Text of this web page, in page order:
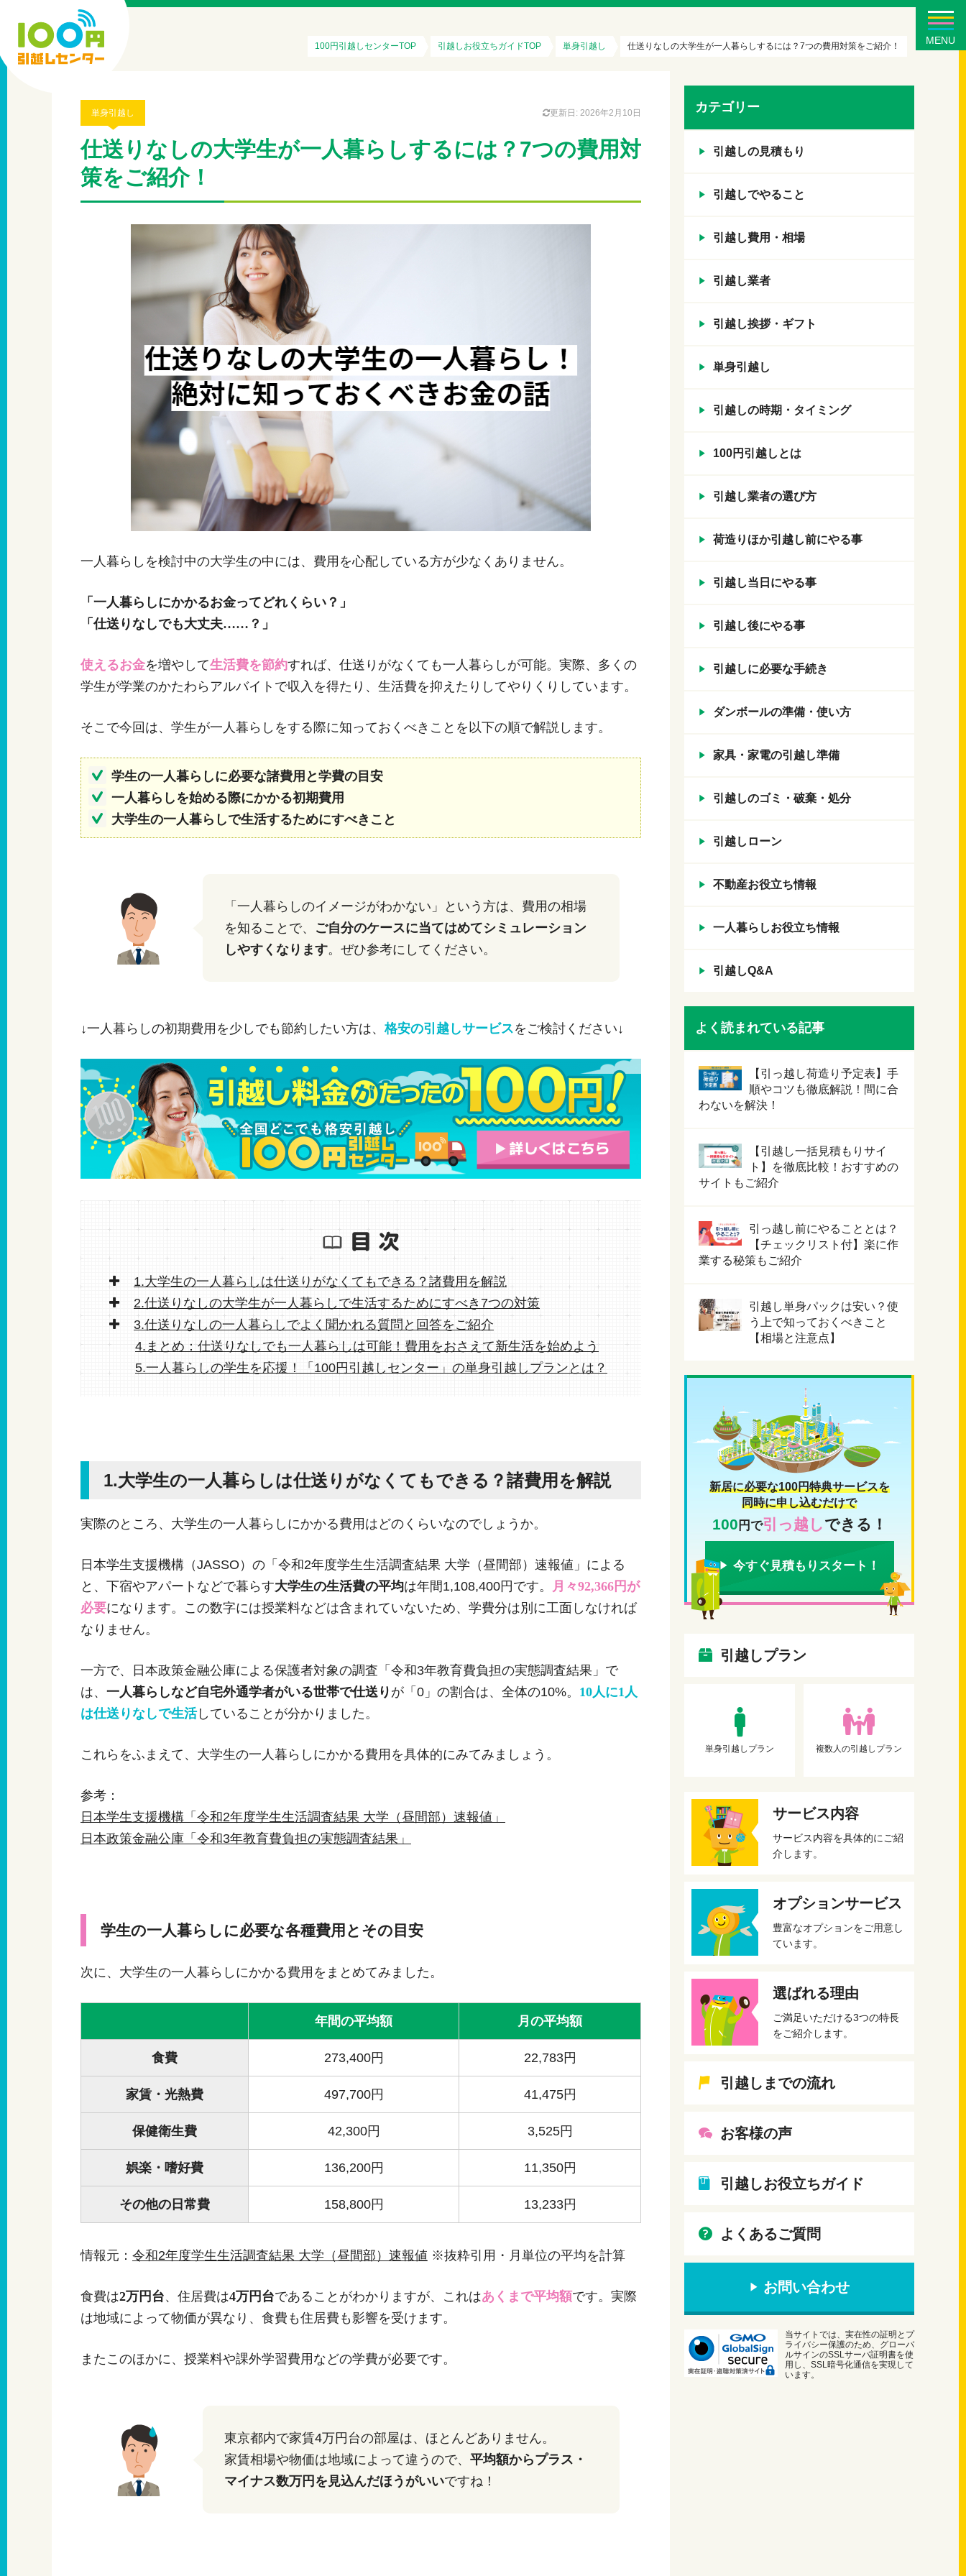
MENU
100円引越しセンターTOP 引越しお役立ちガイドTOP 単身引越し 仕送りなしの大学生が一人暮らしするには？7つの費用対策をご紹介！
単身引越し 更新日: 2026年2月10日
仕送りなしの大学生が一人暮らしするには？7つの費用対
策をご紹介！
一人暮らしを検討中の大学生の中には、費用を心配している方が少なくありません。
「一人暮らしにかかるお金ってどれくらい？」
「仕送りなしでも大丈夫……？」
使えるお金を増やして生活費を節約すれば、仕送りがなくても一人暮らしが可能。実際、多くの
学生が学業のかたわらアルバイトで収入を得たり、生活費を抑えたりしてやりくりしています。
そこで今回は、学生が一人暮らしをする際に知っておくべきことを以下の順で解説します。
学生の一人暮らしに必要な諸費用と学費の目安
一人暮らしを始める際にかかる初期費用
大学生の一人暮らしで生活するためにすべきこと
「一人暮らしのイメージがわかない」という方は、費用の相場
を知ることで、 ご自分のケースに当てはめてシミュレーション
しやすくなります。ぜひ参考にしてください。
↓一人暮らしの初期費用を少しでも節約したい方は、格安の引越しサービスをご検討ください↓
1.大学生の一人暮らしは仕送りがなくてもできる？諸費用を解説
2.仕送りなしの大学生が一人暮らしで生活するためにすべき7つの対策
3.仕送りなしの一人暮らしでよく聞かれる質問と回答をご紹介
4.まとめ：仕送りなしでも一人暮らしは可能！費用をおさえて新生活を始めよう
5.一人暮らしの学生を応援！「100円引越しセンター」の単身引越しプランとは？
1.大学生の一人暮らしは仕送りがなくてもできる？諸費用を解説
実際のところ、大学生の一人暮らしにかかる費用はどのくらいなのでしょうか。
日本学生支援機構（JASSO）の「令和2年度学生生活調査結果 大学（昼間部）速報値」による
と、下宿やアパートなどで暮らす大学生の生活費の平均は年間1,108,400円です。 月々92,366円が
必要になります。この数字には授業料などは含まれていないため、学費分は別に工面しなければ
なりません。
一方で、日本政策金融公庫による保護者対象の調査「令和3年教育費負担の実態調査結果」で
は、 一人暮らしなど自宅外通学者がいる世帯で仕送り が「0」の割合は、全体の10%。 10人に1人
は仕送りなしで生活していることが分かりました。
これらをふまえて、大学生の一人暮らしにかかる費用を具体的にみてみましょう。
参考：
日本学生支援機構「令和2年度学生生活調査結果 大学（昼間部）速報値」
日本政策金融公庫「令和3年教育費負担の実態調査結果」
学生の一人暮らしに必要な各種費用とその目安
次に、大学生の一人暮らしにかかる費用をまとめてみました。
年間の平均額 月の平均額
食費 273,400円 22,783円
家賃・光熱費 497,700円 41,475円
保健衛生費 42,300円 3,525円
娯楽・嗜好費 136,200円 11,350円
その他の日常費 158,800円 13,233円
情報元： 令和2年度学生生活調査結果 大学（昼間部）速報値 ※抜粋引用・月単位の平均を計算
食費は2万円台、住居費は4万円台であることがわかりますが、これはあくまで平均額です。実際
は地域によって物価が異なり、食費も住居費も影響を受けます。
またこのほかに、授業料や課外学習費用などの学費が必要です。
東京都内で家賃4万円台の部屋は、ほとんどありません。
家賃相場や物価は地域によって違うので、 平均額からプラス・
マイナス数万円を見込んだほうがいいですね！
カテゴリー
引越しの見積もり
引越しでやること
引越し費用・相場
引越し業者
引越し挨拶・ギフト
単身引越し
引越しの時期・タイミング
100円引越しとは
引越し業者の選び方
荷造りほか引越し前にやる事
引越し当日にやる事
引越し後にやる事
引越しに必要な手続き
ダンボールの準備・使い方
家具・家電の引越し準備
引越しのゴミ・破棄・処分
引越しローン
不動産お役立ち情報
一人暮らしお役立ち情報
引越しQ&A
よく読まれている記事
【引っ越し荷造り予定表】手
順やコツも徹底解説！間に合
わないを解決！
【引越し一括見積もりサイ
ト】を徹底比較！おすすめの
サイトもご紹介
引っ越し前にやることとは？
【チェックリスト付】楽に作
業する秘策もご紹介
引越し単身パックは安い？使
う上で知っておくべきこと
【相場と注意点】
新居に必要な100円特典サービスを
同時に申し込むだけで
100 円で引っ越しできる！
今すぐ見積もりスタート！
引越しプラン
単身引越しプラン 複数人の引越しプラン
サービス内容
サービス内容を具体的にご紹
介します。
オプションサービス
豊富なオプションをご用意し
ています。
選ばれる理由
ご満足いただける3つの特長
をご紹介します。
引越しまでの流れ
お客様の声
引越しお役立ちガイド
よくあるご質問
お問い合わせ
当サイトでは、実在性の証明とプ
ライバシー保護のため、グローバ
ルサインのSSLサーバ証明書を使
用し、SSL暗号化通信を実現して
います。